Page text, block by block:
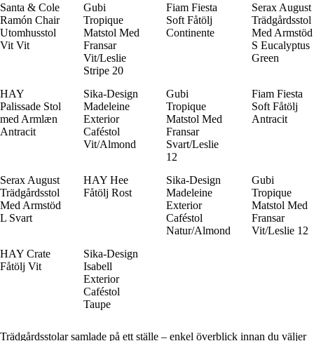
Santa & Cole
Ramón Chair
Utomhusstol
Vit Vit
Gubi
Tropique
Matstol Med
Fransar
Vit/Leslie
Stripe 20
Fiam Fiesta
Soft Fåtölj
Continente
Serax August
Trädgårdsstol
Med Armstöd
S Eucalyptus
Green
HAY
Palissade Stol
med Armlæn
Antracit
Sika-Design
Madeleine
Exterior
Caféstol
Vit/Almond
Gubi
Tropique
Matstol Med
Fransar
Svart/Leslie
12
Fiam Fiesta
Soft Fåtölj
Antracit
Serax August
Trädgårdsstol
Med Armstöd
L Svart
HAY Hee
Fåtölj Rost
Sika-Design
Madeleine
Exterior
Caféstol
Natur/Almond
Gubi
Tropique
Matstol Med
Fransar
Vit/Leslie 12
HAY Crate
Fåtölj Vit
Sika-Design
Isabell
Exterior
Caféstol
Taupe
Trädgårdsstolar samlade på ett ställe – enkel överblick innan du väljer